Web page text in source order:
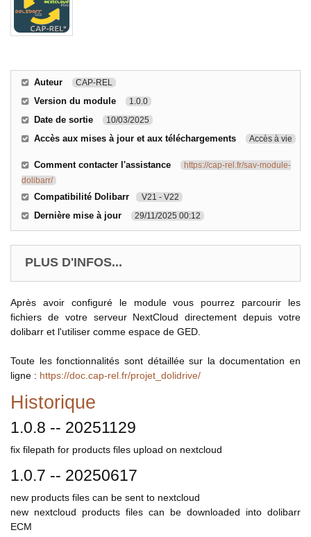
Auteur CAP-REL
Version du module 1.0.0
Date de sortie 10/03/2025
Accès aux mises à jour et aux téléchargements Accès à vie
Comment contacter l'assistance
https://cap-rel.fr/sav-module-
dolibarr/
Compatibilité Dolibarr V21 - V22
Dernière mise à jour 29/11/2025 00:12
PLUS D'INFOS...
Après avoir configuré le module vous pourrez parcourir les
fichiers de votre serveur NextCloud directement depuis votre
dolibarr et l'utiliser comme espace de GED.
Toute les fonctionnalités sont détaillée sur la documentation en
ligne : https://doc.cap-rel.fr/projet_dolidrive/
Historique
1.0.8 -- 20251129
fix filepath for products files upload on nextcloud
1.0.7 -- 20250617
new products files can be sent to nextcloud
new nextcloud products files can be downloaded into dolibarr
ECM